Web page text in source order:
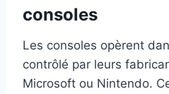
consoles
Les consoles opèrent
contrôlé par leurs
Microsoft ou Nintendo.